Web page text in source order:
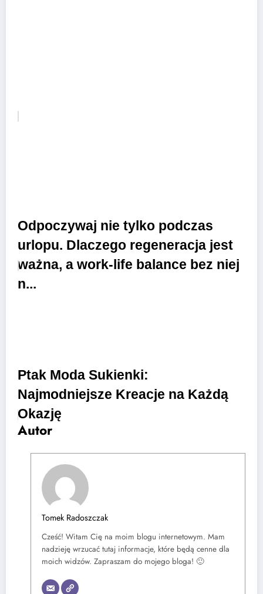
Odpoczywaj nie tylko podczas
urlopu. Dlaczego regeneracja jest
ważna, a work-life balance bez niej
n...
Ptak Moda Sukienki:
Najmodniejsze Kreacje na Każdą
Okazję
Autor
Tomek Radoszczak
Cześć! Witam Cię na moim blogu internetowym. Mam
nadzieję wrzucać tutaj informacje, które będą cenne dla
moich widzów. Zapraszam do mojego bloga! 🙂